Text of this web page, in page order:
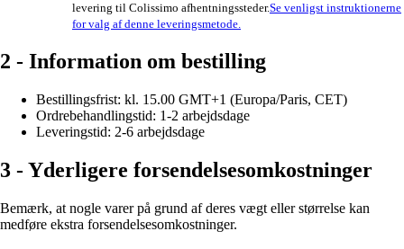
levering til Colissimo afhentningssteder.Se venligst instruktionerne
for valg af denne leveringsmetode.
2 - Information om bestilling
Bestillingsfrist: kl. 15.00 GMT+1 (Europa/Paris, CET)
Ordrebehandlingstid: 1-2 arbejdsdage
Leveringstid: 2-6 arbejdsdage
3 - Yderligere forsendelsesomkostninger
Bemærk, at nogle varer på grund af deres vægt eller størrelse kan
medføre ekstra forsendelsesomkostninger.